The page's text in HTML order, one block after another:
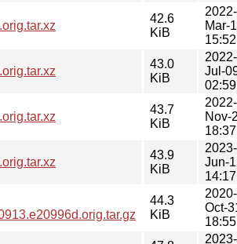
42.6
KiB
2022-
Mar-
15:52
43.0
KiB
2022-
Jul-
02:59
43.7
KiB
2022-
Nov-
18:37
43.9
KiB
2023-
Jun-
14:17
44.3
KiB
2020-
Oct-
18:55
2023-